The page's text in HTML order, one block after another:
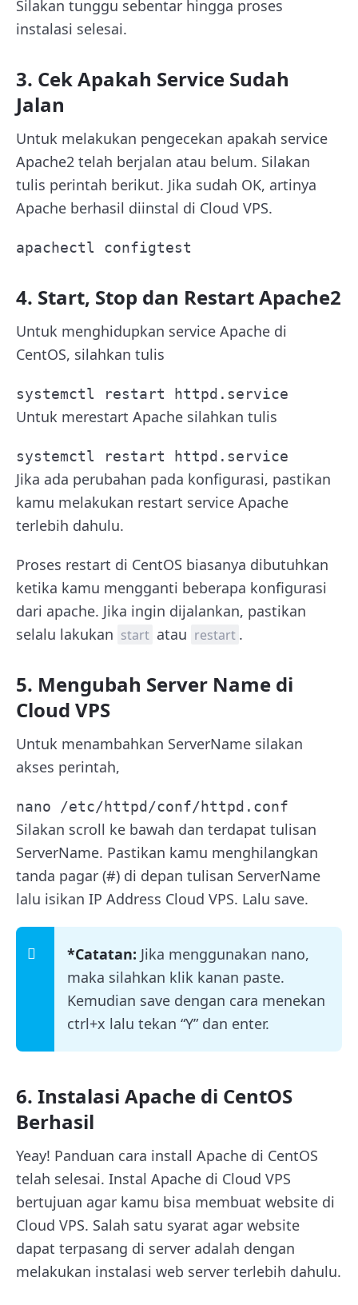
Silakan tunggu sebentar hingga proses
instalasi selesai.
3. Cek Apakah Service Sudah
Jalan
Untuk melakukan pengecekan apakah service
Apache2 telah berjalan atau belum. Silakan
tulis perintah berikut. Jika sudah OK, artinya
Apache berhasil diinstal di Cloud VPS.
apachectl configtest
4. Start, Stop dan Restart Apache2
Untuk menghidupkan service Apache di
CentOS, silahkan tulis
systemctl restart httpd.service
Untuk merestart Apache silahkan tulis
systemctl restart httpd.service
Jika ada perubahan pada konfigurasi, pastikan
kamu melakukan restart service Apache
terlebih dahulu.
Proses restart di CentOS biasanya dibutuhkan
ketika kamu mengganti beberapa konfigurasi
dari apache. Jika ingin dijalankan, pastikan
selalu lakukan start atau restart .
5. Mengubah Server Name di
Cloud VPS
Untuk menambahkan ServerName silakan
akses perintah,
nano /etc/httpd/conf/httpd.conf
Silakan scroll ke bawah dan terdapat tulisan
ServerName. Pastikan kamu menghilangkan
tanda pagar (#) di depan tulisan ServerName
lalu isikan IP Address Cloud VPS. Lalu save.
*Catatan: Jika menggunakan nano,
maka silahkan klik kanan paste.
Kemudian save dengan cara menekan
ctrl+x lalu tekan “Y” dan enter.
6. Instalasi Apache di CentOS
Berhasil
Yeay! Panduan cara install Apache di CentOS
telah selesai. Instal Apache di Cloud VPS
bertujuan agar kamu bisa membuat website di
Cloud VPS. Salah satu syarat agar website
dapat terpasang di server adalah dengan
melakukan instalasi web server terlebih dahulu.